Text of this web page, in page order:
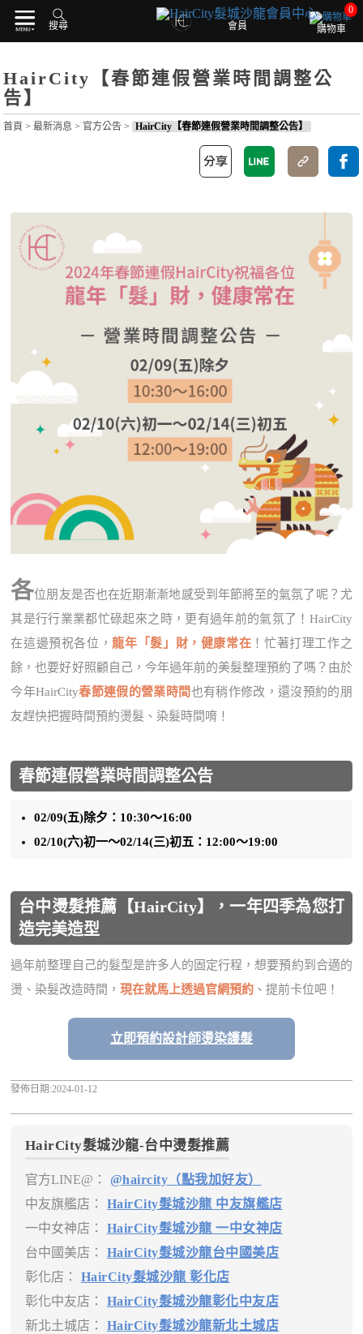
搜尋
0
購物車
會員
HairCity【春節連假營業時間調整公
告】
首頁 >最新消息 > 官方公告 > HairCity【春節連假營業時間調整公告】
各位朋友是否也在近期漸漸地感受到年節將至的氣氛了呢？尤
其是行行業業都忙碌起來之時，更有過年前的氣氛了！HairCity
在這邊預祝各位，龍年「髮」財，健康常在 ！忙著打理工作之
餘，也要好好照顧自己，今年過年前的美髮整理預約了嗎？由於
今年HairCity春節連假的營業時間也有稍作修改，還沒預約的朋
友趕快把握時間預約燙髮、染髮時間唷！
春節連假營業時間調整公告
02/09(五)除夕：10:30～16:00
02/10(六)初一～02/14(三)初五：12:00～19:00
台中燙髮推薦【HairCity】，一年四季為您打
造完美造型
過年前整理自己的髮型是許多人的固定行程，想要預約到合適的
燙、染髮改造時間，現在就馬上透過官網預約 、提前卡位吧！
立即預約設計師燙染護髮
發佈日期:2024-01-12
HairCity髮城沙龍-台中燙髮推薦
官方LINE@：
@haircity（點我加好友）
中友旗艦店：
HairCity髮城沙龍 中友旗艦店
一中女神店：
HairCity髮城沙龍 一中女神店
台中國美店：
HairCity髮城沙龍台中國美店
彰化店：
HairCity髮城沙龍 彰化店
彰化中友店：
HairCity髮城沙龍彰化中友店
新北土城店：
HairCity髮城沙龍新北土城店